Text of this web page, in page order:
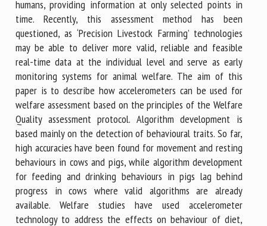
humans, providing information at only selected points in
time. Recently, this assessment method has been
questioned, as ‘Precision Livestock Farming’ technologies
may be able to deliver more valid, reliable and feasible
real-time data at the individual level and serve as early
monitoring systems for animal welfare. The aim of this
paper is to describe how accelerometers can be used for
welfare assessment based on the principles of the Welfare
Quality assessment protocol. Algorithm development is
based mainly on the detection of behavioural traits. So far,
high accuracies have been found for movement and resting
behaviours in cows and pigs, while algorithm development
for feeding and drinking behaviours in pigs lag behind
progress in cows where valid algorithms are already
available. Welfare studies have used accelerometer
technology to address the effects on behaviour of diet,